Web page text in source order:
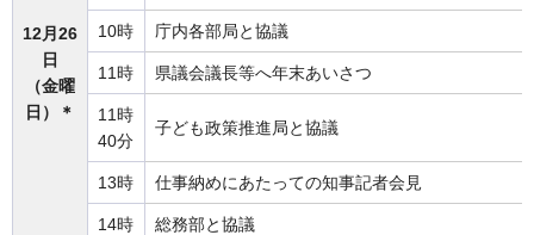
12月26
日
（金曜
日）＊
10時 庁内各部局と協議
11時 県議会議長等へ年末あいさつ
11時
40分
子ども政策推進局と協議
13時 仕事納めにあたっての知事記者会見
14時 総務部と協議